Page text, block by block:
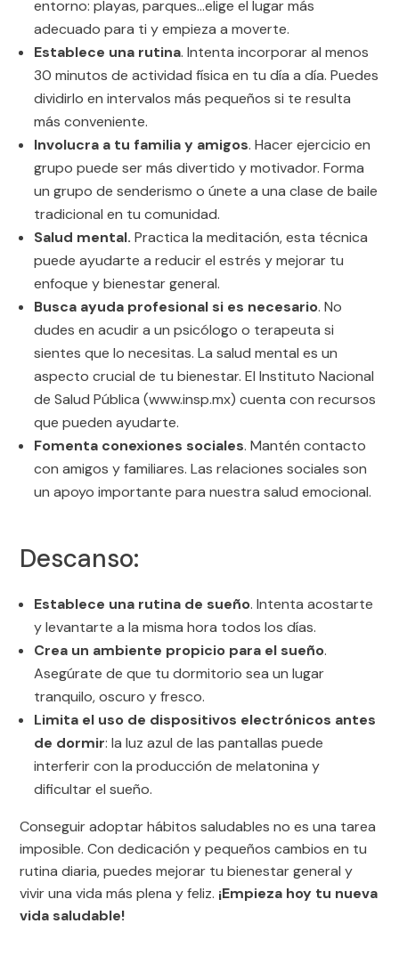
entorno: playas, parques…elige el lugar más
adecuado para ti y empieza a moverte.
Establece una rutina. Intenta incorporar al menos
30 minutos de actividad física en tu día a día. Puedes
dividirlo en intervalos más pequeños si te resulta
más conveniente.
Involucra a tu familia y amigos. Hacer ejercicio en
grupo puede ser más divertido y motivador. Forma
un grupo de senderismo o únete a una clase de baile
tradicional en tu comunidad.
Salud mental.Practica la meditación, esta técnica
puede ayudarte a reducir el estrés y mejorar tu
enfoque y bienestar general.
Busca ayuda profesional si es necesario. No
dudes en acudir a un psicólogo o terapeuta si
sientes que lo necesitas. La salud mental es un
aspecto crucial de tu bienestar. El Instituto Nacional
de Salud Pública (www.insp.mx) cuenta con recursos
que pueden ayudarte.
Fomenta conexiones sociales. Mantén contacto
con amigos y familiares. Las relaciones sociales son
un apoyo importante para nuestra salud emocional.
Descanso:
Establece una rutina de sueño. Intenta acostarte
y levantarte a la misma hora todos los días.
Crea un ambiente propicio para el sueño.
Asegúrate de que tu dormitorio sea un lugar
tranquilo, oscuro y fresco.
Limita el uso de dispositivos electrónicos antes
de dormir: la luz azul de las pantallas puede
interferir con la producción de melatonina y
dificultar el sueño.
Conseguir adoptar hábitos saludables no es una tarea
imposible. Con dedicación y pequeños cambios en tu
rutina diaria, puedes mejorar tu bienestar general y
vivir una vida más plena y feliz. ¡Empieza hoy tu nueva
vida saludable!